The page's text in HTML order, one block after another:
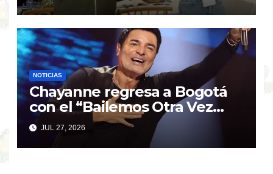
NOTICIAS
Chayanne regresa a Bogotá
con el “Bailemos Otra Vez
Tour” tras el éxito de su
último show
JUL 27, 2026